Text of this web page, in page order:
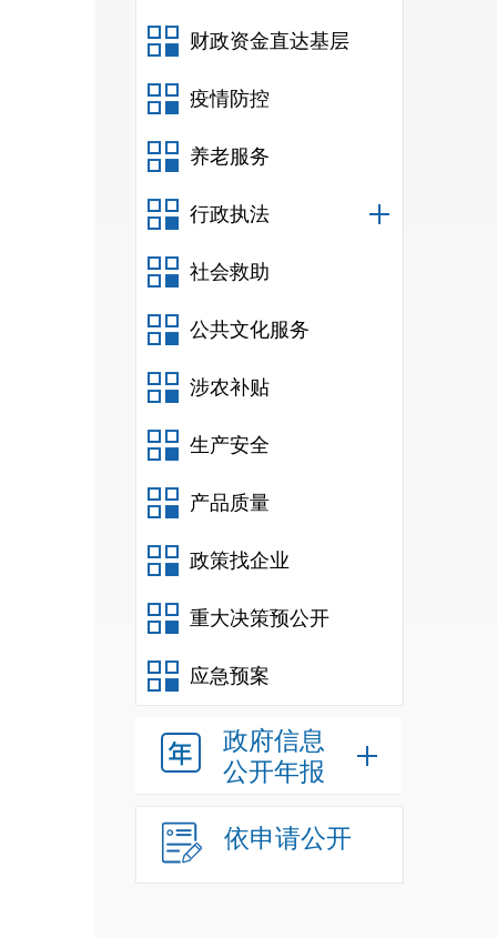
财政资金直达基层
疫情防控
养老服务
行政执法
社会救助
公共文化服务
涉农补贴
生产安全
产品质量
政策找企业
重大决策预公开
应急预案
政府信息
公开年报
依申请公开